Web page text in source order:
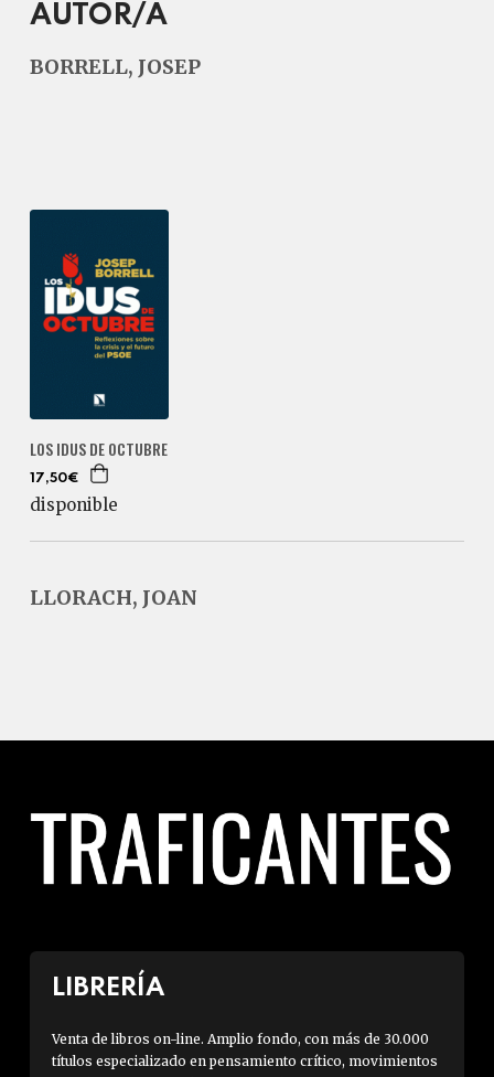
AUTOR/A
BORRELL, JOSEP
LOS IDUS DE OCTUBRE
17,50€
disponible
LLORACH, JOAN
LIBRERÍA
Venta de libros on-line. Amplio fondo, con más de 30.000
títulos especializado en pensamiento crítico, movimientos